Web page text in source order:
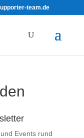
team.de
Events rund